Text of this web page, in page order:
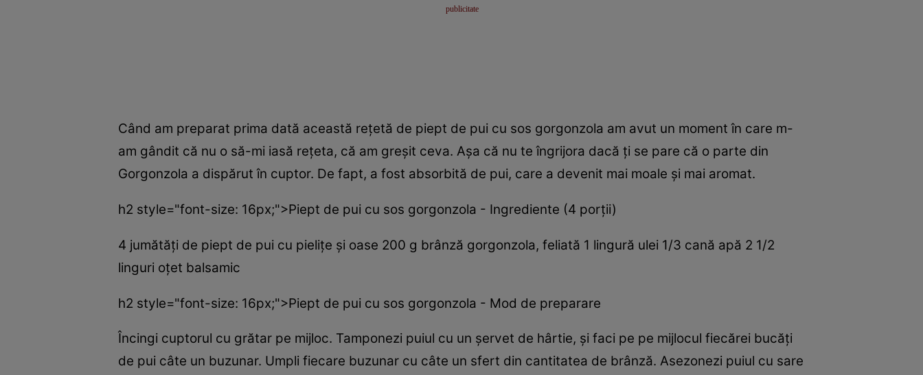
Când am preparat prima dată această reţetă de piept de pui cu sos gorgonzola am avut un moment în care m-
am gândit că nu o să-mi iasă reţeta, că am greşit ceva. Aşa că nu te îngrijora dacă ţi se pare că o parte din
Gorgonzola a dispărut în cuptor. De fapt, a fost absorbită de pui, care a devenit mai moale şi mai aromat.
h2 style="font-size: 16px;">Piept de pui cu sos gorgonzola - Ingrediente (4 porţii)
4 jumătăţi de piept de pui cu pieliţe şi oase 200 g brânză gorgonzola, feliată 1 lingură ulei 1/3 cană apă 2 1/2
linguri oţet balsamic
h2 style="font-size: 16px;">Piept de pui cu sos gorgonzola - Mod de preparare
Încingi cuptorul cu grătar pe mijloc. Tamponezi puiul cu un şervet de hârtie, şi faci pe pe mijlocul fiecărei bucăţi
de pui câte un buzunar. Umpli fiecare buzunar cu câte un sfert din cantitatea de brânză. Asezonezi puiul cu sare